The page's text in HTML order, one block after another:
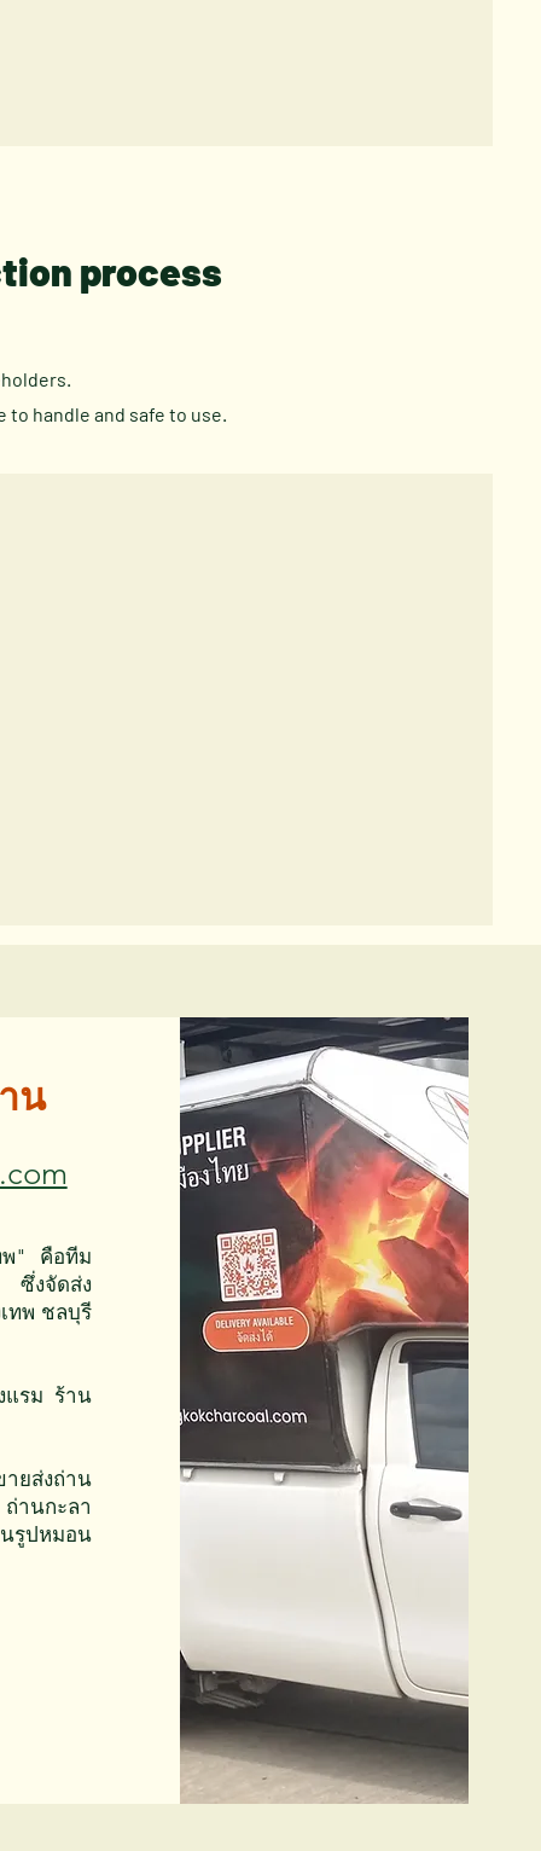
process
to handle and safe to use.
น
พ" คือทีม
ซึ่งจัดส่ง
ทพ ชลบุรี
แรม ร้าน
ยส่งถ่าน
นกะลา
รูปหมอน